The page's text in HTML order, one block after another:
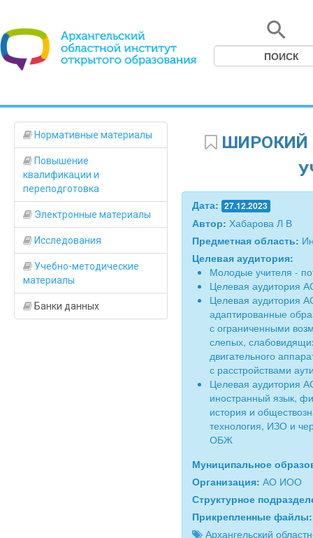
Нормативные материалы
Повышение
квалификации и
переподготовка
Электронные материалы
Исследования
Учебно-методические
материалы
Банки данных
ШИРОКИЙ
Дата: 27.12.2023
Автор: Хабарова Л В
Предметная область:
Целевая аудитория:
Молодые учителя -
Целевая аудитория
Целевая аудитория
адаптированные
с ограниченными
слепых,
двигательного
с расстройствами
Целевая аудитория
иностранный язык,
история и
технология, ИЗО и
ОБЖ
Муниципальное
Организация: АО ИОО
Структурное
Прикрепленные
Архангельский